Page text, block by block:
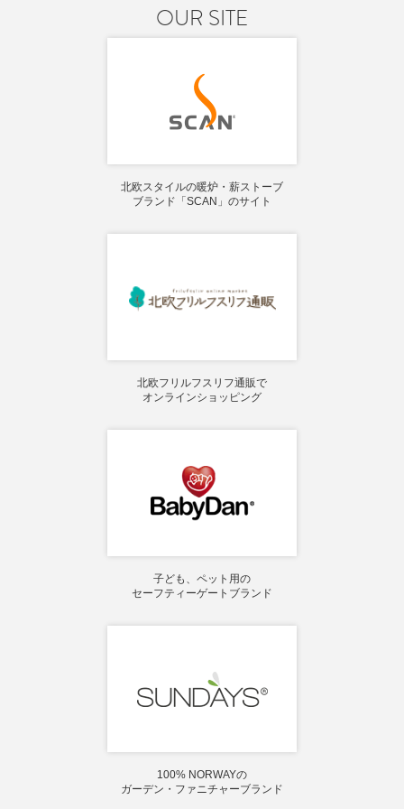
OUR SITE
北欧スタイルの暖炉・薪ストーブ
ブランド「SCAN」のサイト
北欧フリルフスリフ通販で
オンラインショッピング
子ども、ペット用の
セーフティーゲートブランド
100% NORWAYの
ガーデン・ファニチャーブランド